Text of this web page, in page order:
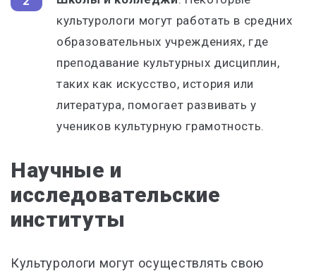
культурологи могут работать в средних
образовательных учреждениях, где
преподавание культурных дисциплин,
таких как искусство, история или
литература, помогает развивать у
учеников культурную грамотность.
Научные и
исследовательские
институты
Культурологи могут осуществлять свою